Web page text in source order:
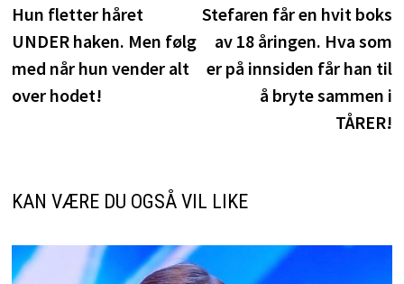
innlegg:
Hun fletter håret
UNDER haken. Men følg
med når hun vender alt
over hodet!
Stefaren får en hvit boks
av 18 åringen. Hva som
er på innsiden får han til
å bryte sammen i
TÅRER!
KAN VÆRE DU OGSÅ VIL LIKE